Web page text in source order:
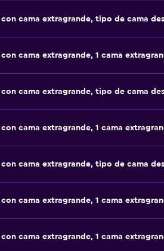
cama extragrande, tipo de cama
cama extragrande, 1 cama
cama extragrande, tipo de cama
cama extragrande, 1 cama
cama extragrande, tipo de cama
cama extragrande, 1 cama
cama extragrande, 1 cama